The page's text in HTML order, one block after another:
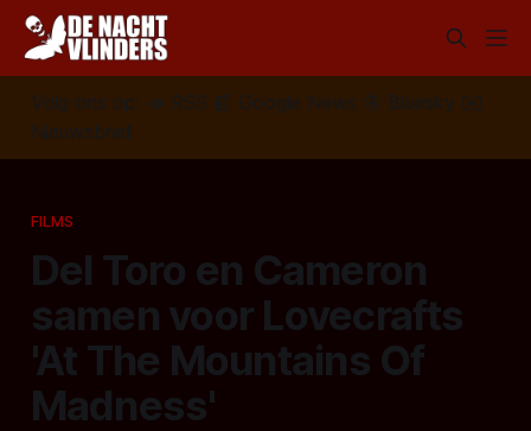
Volg ons op: 📣 RSS 📰 Google News 🦋 Bluesky
✉️
Nieuwsbrief
FILMS
Del Toro en Cameron
samen voor Lovecrafts
'At The Mountains Of
Madness'